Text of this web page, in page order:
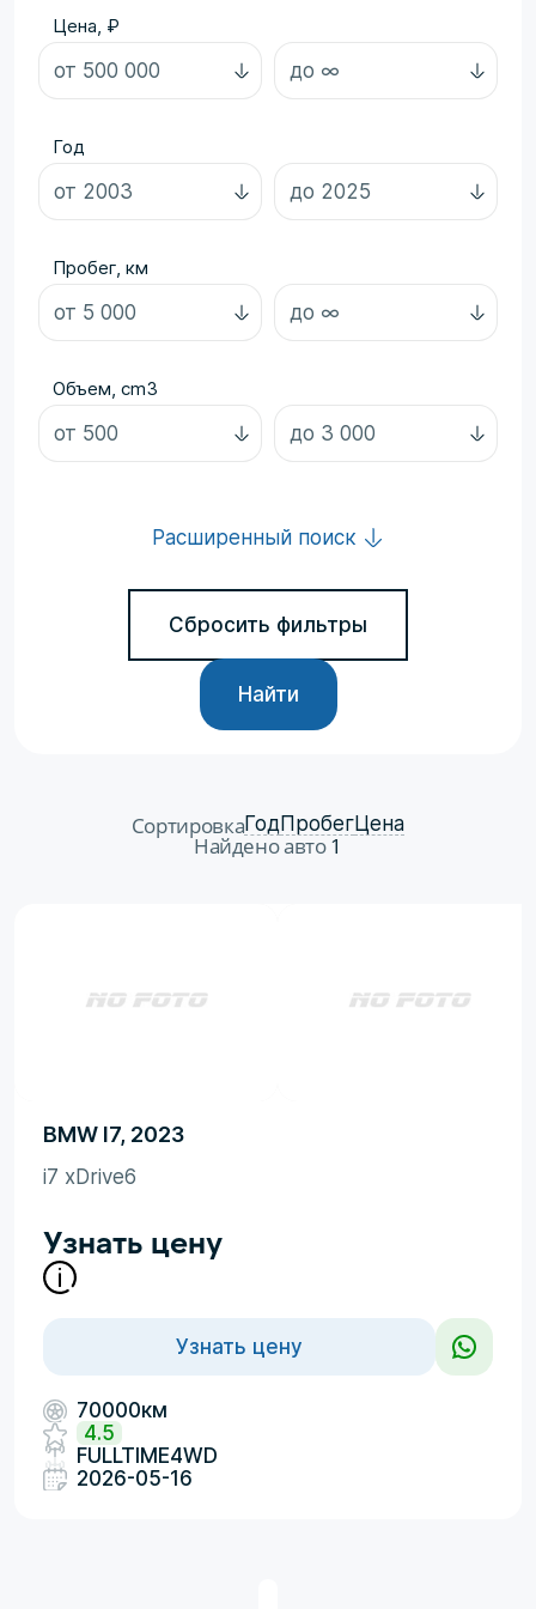
Цена, ₽
Год
Пробег, км
Объем, cm3
Расширенный поиск
Сбросить фильтры
Найти
СортировкаГодПробегЦена
Найдено авто1
BMW I7, 2023
i7 xDrive6
Узнать цену
Узнать цену
70000км
4.5
FULLTIME4WD
2026-05-16